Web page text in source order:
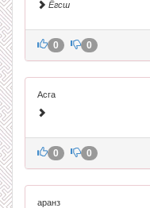
Ёгсш
0 0
Асга
0 0
аранз